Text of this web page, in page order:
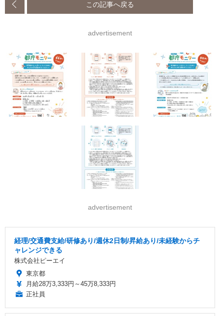
この記事へ戻る
advertisement
advertisement
経理/交通費支給/研修あり/週休2日制/昇給あり/未経験からチ
ャレンジできる
株式会社ピーエイ
東京都
月給28万3,333円～45万8,333円
正社員